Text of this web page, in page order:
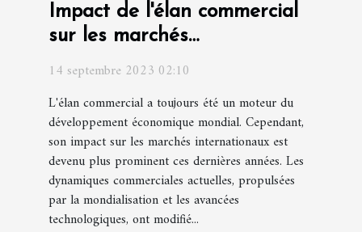
Impact de l'élan commercial
sur les marchés
14 septembre 2023 02:10
L'élan commercial a toujours été un moteur du
développement économique mondial. Cependant,
son impact sur les marchés internationaux est
devenu plus prominent ces dernières années. Les
dynamiques commerciales actuelles, propulsées
par la mondialisation et les avancées
technologiques, ont modifié...